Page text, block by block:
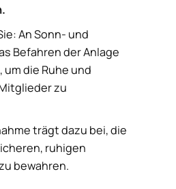
An Sonn- und
Befahren der Anlage
die Ruhe und
zu
trägt dazu bei, die
ruhigen
bewahren.